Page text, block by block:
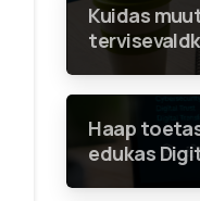
Kuidas
aruandes?
Haap
edukas